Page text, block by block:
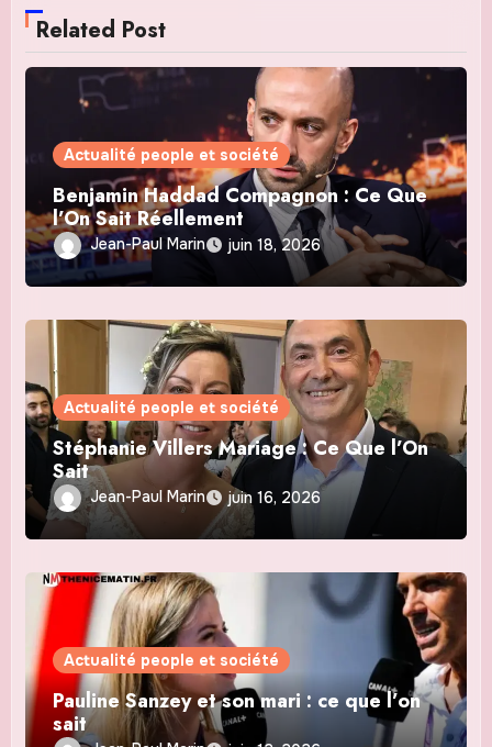
Related Post
Actualité people et société
Benjamin Haddad Compagnon : Ce Que
l’On Sait Réellement
Jean-Paul Marin juin 18, 2026
Actualité people et société
Stéphanie Villers Mariage : Ce Que l’On
Sait
Jean-Paul Marin juin 16, 2026
Actualité people et société
Pauline Sanzey et son mari : ce que l’on
sait